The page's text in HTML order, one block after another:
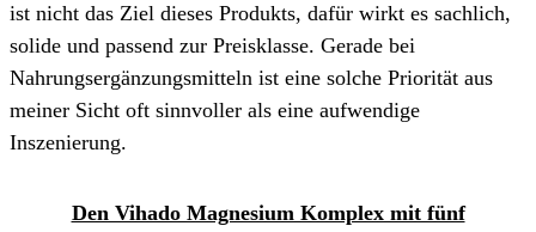
ist nicht das Ziel dieses Produkts, dafür wirkt es sachlich,
solide und passend zur Preisklasse. Gerade bei
Nahrungsergänzungsmitteln ist eine solche Priorität aus
meiner Sicht oft sinnvoller als eine aufwendige
Inszenierung.
Den Vihado Magnesium Komplex mit fünf